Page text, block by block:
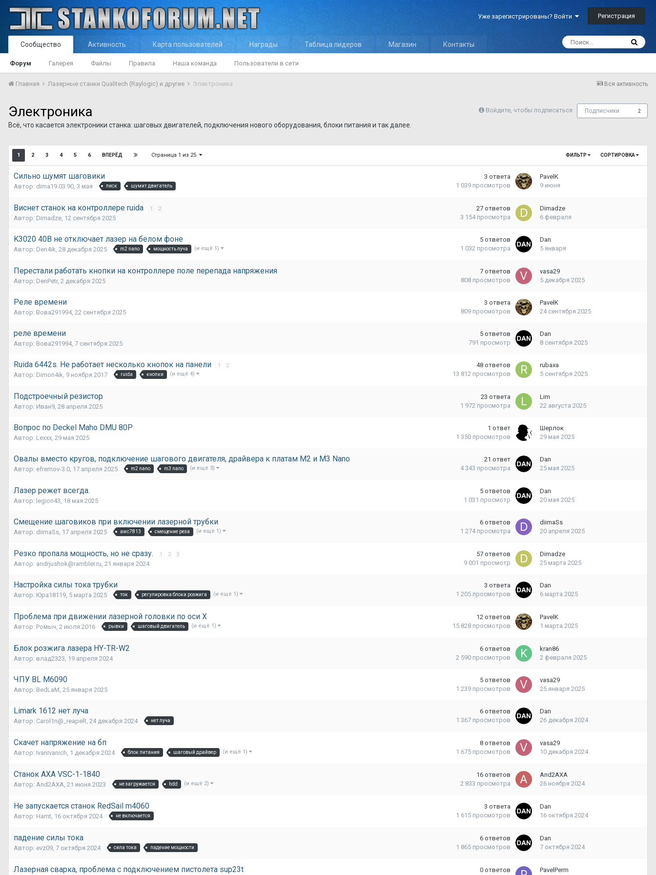
Уже зарегистрированы? Войти Регистрация
Сообщество
Форум Галерея Файлы Правила Наша команда Пользователи в сети
Активность Карта пользователей Награды Таблица лидеров Магазин Контакты
Вся активность
Главная Лазерные станки Qualitech (Raylogic) и другие Электроника
Электроника Войдите, чтобы подписаться Подписчики 2
Всё, что касается электроники станка: шаговых двигателей, подключения нового оборудования, блоки питания и так далее.
СОРТИРОВКА
ФИЛЬТР
1 2 3 4 5 6 ВПЕРЁД Страница 1 из 25
Сильно шумят шаговики
Автор: dima19.03.90, 3 мая писк шумит двигатель
3 ответа
1 039 просмотров
PavelK
9 июня
Виснет станок на контроллере ruida 1 2
Автор: Dimadze, 12 сентября 2025
27 ответов
3 154 просмотра
Dimadze
6 февраля
K3020 40В не отключает лазер на белом фоне
Автор: Den4ik, 28 декабря 2025 m2 nano мощность луча (и ещё 1)
5 ответов
1 032 просмотра
Dan
5 января
Перестали работать кнопки на контроллере поле перепада напряжения
Автор: DenPetr, 2 декабря 2025
7 ответов
808 просмотров
vasa29
5 декабря 2025
Реле времени
Автор: Вова291994, 22 сентября 2025
3 ответа
809 просмотров
PavelK
24 сентября 2025
реле времени
Автор: Вова291994, 7 сентября 2025
5 ответов
791 просмотр
Dan
8 сентября 2025
Ruida 6442s. Не работает несколько кнопок на панели 1 2
Автор: Dimon4ik, 9 ноября 2017 ruida кнопки (и ещё 4)
48 ответов
13 812 просмотров
rubaxa
5 сентября 2025
Подстроечный резистор
Автор: Иван9, 28 апреля 2025
23 ответа
1 972 просмотра
Lim
22 августа 2025
Вопрос по Deckel Maho DMU 80P
Автор: Lexxx, 29 мая 2025
1 ответ
1 350 просмотров
Шерлок
29 мая 2025
Овалы вместо кругов, подключение шагового двигателя, драйвера к платам M2 и M3 Nano
Автор: efremov-3.0, 17 апреля 2025 m2 nano m3 nano (и ещё 3)
21 ответ
4 343 просмотра
Dan
25 мая 2025
Лазер режет всегда.
Автор: legion43, 18 мая 2025
5 ответов
1 031 просмотр
Dan
20 мая 2025
Смещение шаговиков при включении лазерной трубки
Автор: diimaSs, 17 апреля 2025 awc7813 смещение реза (и ещё 1)
6 ответов
1 274 просмотра
diimaSs
20 апреля 2025
Резко пропала мощность, но не сразу. 1 2 3
Автор: andrjushok@rambler.ru, 21 января 2024
57 ответов
9 001 просмотр
Dimadze
25 марта 2025
Настройка силы тока трубки
Автор: Юра18119, 5 марта 2025 ток регулировка блока розжига (и ещё 1)
3 ответа
1 205 просмотров
Dan
6 марта 2025
Проблема при движении лазерной головки по оси X
Автор: Ромыч, 2 июля 2016 рывки шаговый двигатель (и ещё 1)
12 ответов
15 828 просмотров
PavelK
1 марта 2025
Блок розжига лазера HY-TR-W2
Автор: влад2323, 19 апреля 2024
6 ответов
2 590 просмотров
kran86
2 февраля 2025
ЧПУ BL M6090
Автор: BedLaM, 25 января 2025
5 ответов
1 239 просмотров
vasa29
25 января 2025
Limark 1612 нет луча
Автор: Carol1n@_reapeR, 24 декабря 2024 нет луча
6 ответов
1 367 просмотров
Dan
26 декабря 2024
Скачет напряжение на бп
Автор: IvanIvanich, 1 декабря 2024 блок питания шаговый драйвер (и ещё 1)
8 ответов
1 675 просмотров
vasa29
10 декабря 2024
Станок АХА VSC-1-1840
Автор: And2AXA, 21 июня 2023 не загружается hdd (и ещё 2)
16 ответов
2 833 просмотра
And2AXA
26 ноября 2024
Не запускается станок RedSail m4060
Автор: Hamt, 16 октября 2024 не включается
3 ответа
1 615 просмотров
Dan
16 октября 2024
падение силы тока
Автор: evz09, 7 октября 2024 сила тока падение мощности
6 ответов
1 865 просмотров
Dan
7 октября 2024
Лазерная сварка, проблема с подключением пистолета sup23t 0 ответов PavelPerm